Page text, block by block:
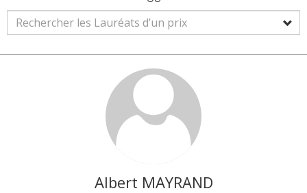
Albert MAYRAND